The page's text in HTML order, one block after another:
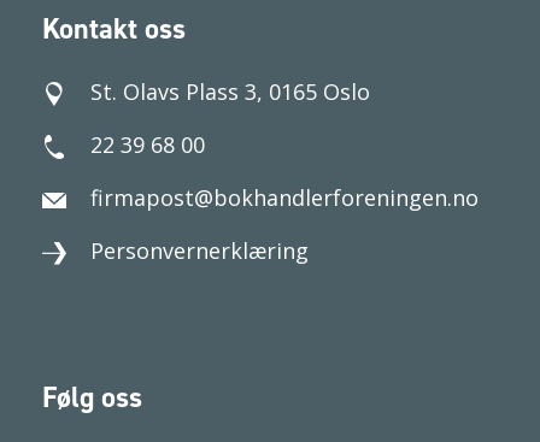
Kontakt oss
St. Olavs Plass 3, 0165 Oslo
22 39 68 00
firmapost@bokhandlerforeningen.no
Personvernerklæring
Følg oss